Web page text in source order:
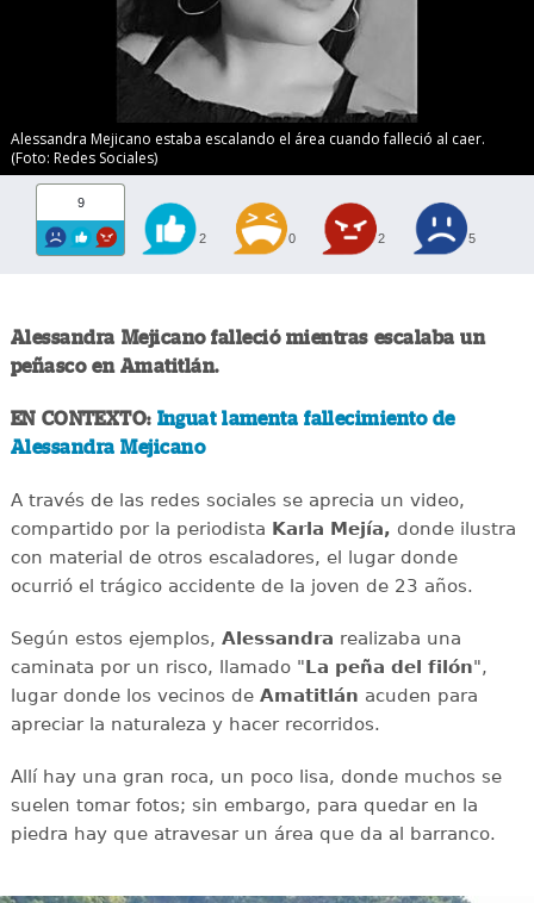
Alessandra Mejicano estaba escalando el área cuando falleció al caer.
(Foto: Redes Sociales)
9
2 0 2 5
Alessandra Mejicano falleció mientras escalaba un
peñasco en Amatitlán.
EN CONTEXTO: Inguat lamenta fallecimiento de
Alessandra Mejicano
A través de las redes sociales se aprecia un video,
compartido por la periodista Karla Mejía, donde ilustra
con material de otros escaladores, el lugar donde
ocurrió el trágico accidente de la joven de 23 años.
Según estos ejemplos, Alessandra realizaba una
caminata por un risco, llamado "La peña del filón",
lugar donde los vecinos de Amatitlán acuden para
apreciar la naturaleza y hacer recorridos.
Allí hay una gran roca, un poco lisa, donde muchos se
suelen tomar fotos; sin embargo, para quedar en la
piedra hay que atravesar un área que da al barranco.